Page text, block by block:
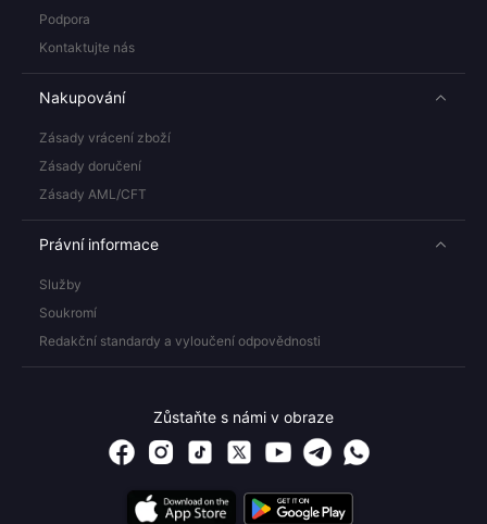
Podpora
Kontaktujte nás
Nakupování
Zásady vrácení zboží
Zásady doručení
Zásady AML/CFT
Právní informace
Služby
Soukromí
Redakční standardy a vyloučení odpovědnosti
Zůstaňte s námi v obraze